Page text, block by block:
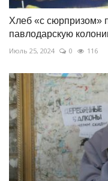
Хлеб «с сюрпризом»
павлодарскую
Июль 25, 2024 0 116